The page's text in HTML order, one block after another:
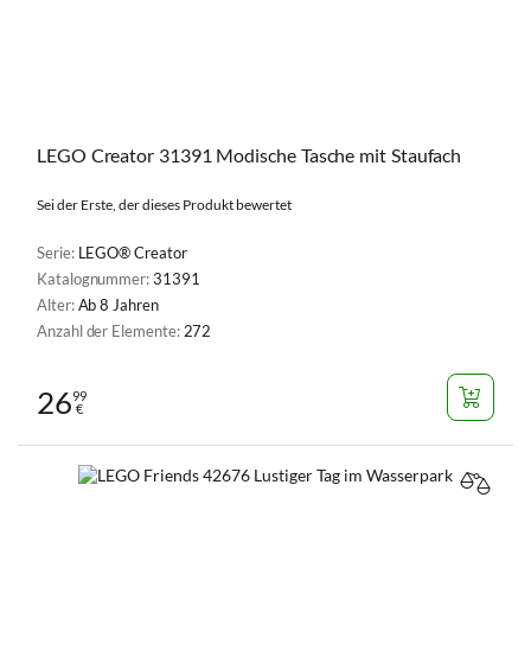
LEGO Creator 31391 Modische Tasche mit Staufach
Sei der Erste, der dieses Produkt bewertet
Serie: LEGO® Creator
Katalognummer:31391
Alter:Ab 8 Jahren
Anzahl der Elemente: 272
2699
€